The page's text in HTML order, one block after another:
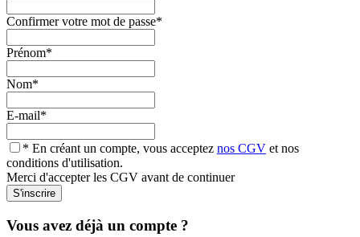
Confirmer votre mot de passe*
Prénom*
Nom*
E-mail*
* En créant un compte, vous acceptez nos CGV et nos
conditions d'utilisation.
Merci d'accepter les CGV avant de continuer
Vous avez déjà un compte ?